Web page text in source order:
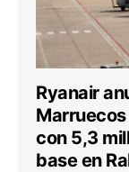
Ryanair
con 5,3
base en